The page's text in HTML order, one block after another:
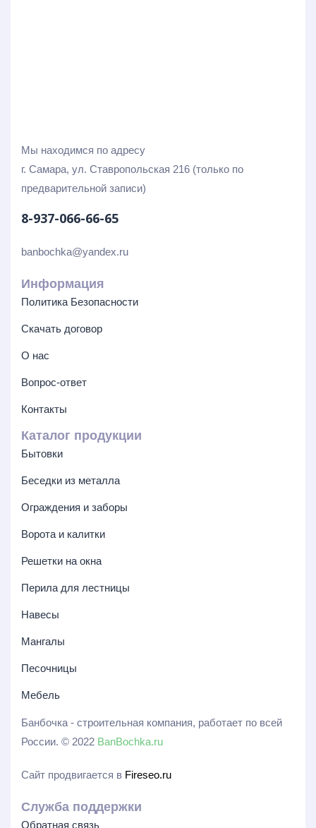
Мы находимся по адресу
г. Самара, ул. Ставропольская 216 (только по
предварительной записи)
8-937-066-66-65
banbochka@yandex.ru
Информация
Политика Безопасности
Скачать договор
О нас
Вопрос-ответ
Контакты
Каталог продукции
Бытовки
Беседки из металла
Ограждения и заборы
Ворота и калитки
Решетки на окна
Перила для лестницы
Навесы
Мангалы
Песочницы
Мебель
Банбочка - строительная компания, работает по всей
России. © 2022 BanBochka.ru
Сайт продвигается в Fireseo.ru
Служба поддержки
Обратная связь